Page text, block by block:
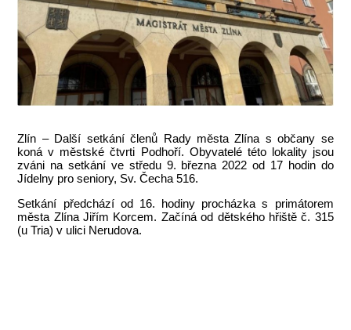
Zlín – Další setkání členů Rady města Zlína s občany se
koná v městské čtvrti Podhoří. Obyvatelé této lokality jsou
zváni na setkání ve středu 9. března 2022 od 17 hodin do
Jídelny pro seniory, Sv. Čecha 516.
Setkání předchází od 16. hodiny procházka s primátorem
města Zlína Jiřím Korcem. Začíná od dětského hřiště č. 315
(u Tria) v ulici Nerudova.